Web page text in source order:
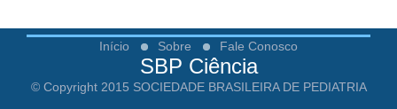
Início Sobre Fale Conosco
SBP Ciência
© Copyright 2015 SOCIEDADE BRASILEIRA DE PEDIATRIA